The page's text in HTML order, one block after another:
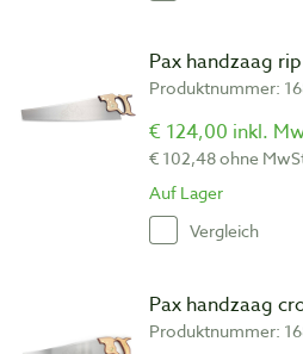
Pax handzaag
Produktnummer:
€ 124,00 inkl.
€ 102,48 ohne
Auf Lager
Vergleich
Pax handzaag
Produktnummer: